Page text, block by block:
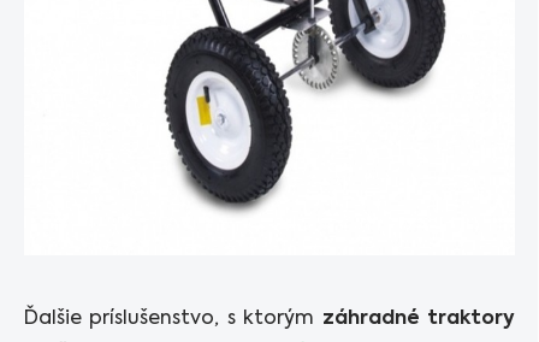
Ďalšie príslušenstvo, s ktorým záhradné traktory